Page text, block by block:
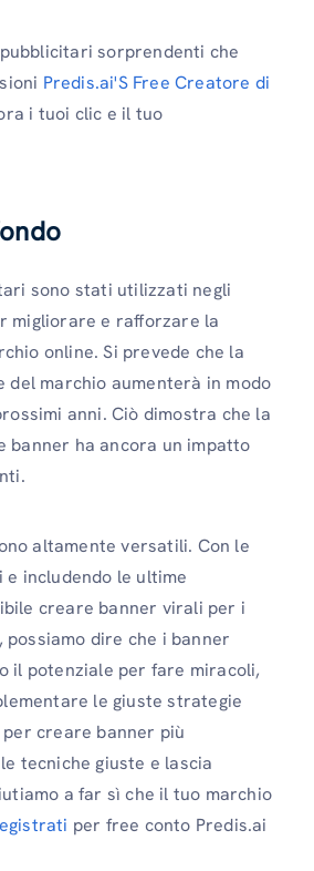
sorprendenti che
Predis.ai'S Free Creatore di
i tuoi clic e il tuo
sono stati utilizzati negli
migliorare e rafforzare la
online. Si prevede che la
del marchio aumenterà in modo
anni. Ciò dimostra che la
banner ha ancora un impatto
altamente versatili. Con le
includendo le ultime
creare banner virali per i
dire che i banner
il potenziale per fare miracoli,
le giuste strategie
creare banner più
tecniche giuste e lascia
a far sì che il tuo marchio
per free conto Predis.ai